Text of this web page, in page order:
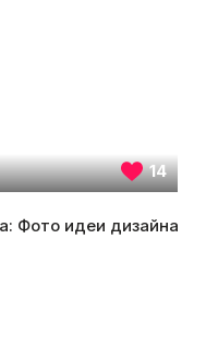
14
Фото идеи дизайна